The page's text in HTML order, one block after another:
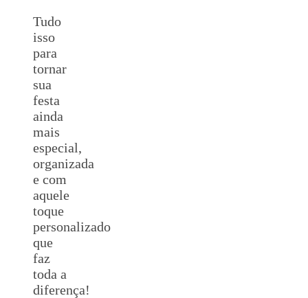
Tudo
isso
para
tornar
sua
festa
ainda
mais
especial,
organizada
e com
aquele
toque
personalizado
que
faz
toda a
diferença!